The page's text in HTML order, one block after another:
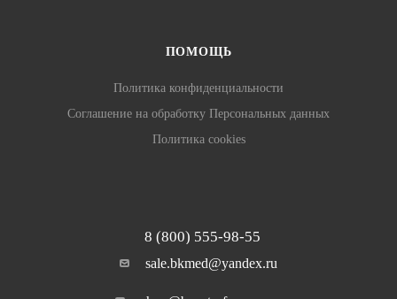
ПОМОЩЬ
Политика конфиденциальности
Соглашение на обработку Персональных данных
Политика cookies
8 (800) 555-98-55
sale.bkmed@yandex.ru